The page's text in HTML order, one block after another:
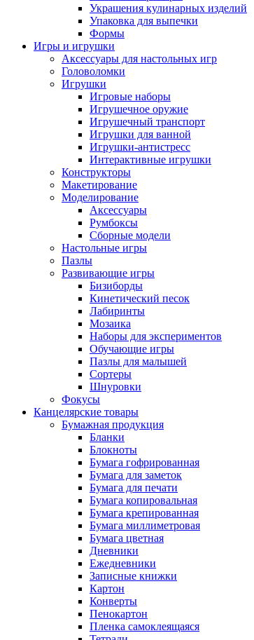
Украшения кулинарных изделий
Упаковка для выпечки
Формы
Игры и игрушки
Аксессуары для настольных игр
Головоломки
Игрушки
Игровые наборы
Игрушечное оружие
Игрушечный транспорт
Игрушки для ванной
Игрушки-антистресс
Интерактивные игрушки
Конструкторы
Макетирование
Моделирование
Аксессуары
Румбоксы
Сборные модели
Настольные игры
Пазлы
Развивающие игры
Бизиборды
Кинетический песок
Лабиринты
Мозаика
Наборы для экспериментов
Обучающие игры
Пазлы для малышей
Сортеры
Шнуровки
Фокусы
Канцелярские товары
Бумажная продукция
Бланки
Блокноты
Бумага гофрированная
Бумага для заметок
Бумага для печати
Бумага копировальная
Бумага крепированная
Бумага миллиметровая
Бумага цветная
Дневники
Ежедневники
Записные книжки
Картон
Конверты
Пенокартон
Пленка самоклеящаяся